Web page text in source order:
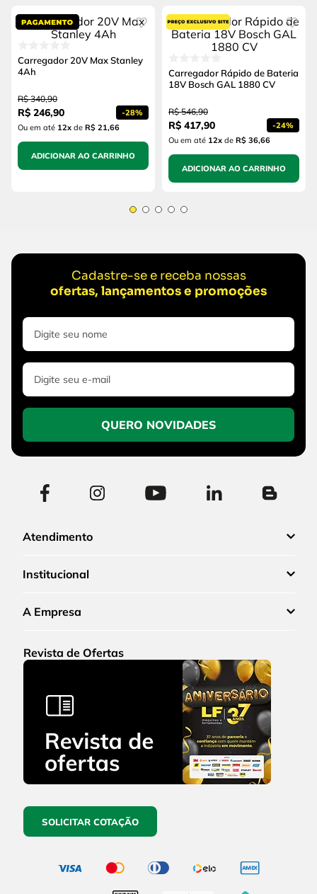
Carregador 20V Max Stanley
4Ah
R$ 340,90
R$ 246,90 -28%
Ou em até 12x de R$ 21,66
ADICIONAR AO CARRINHO
Carregador Rápido de Bateria
18V Bosch GAL 1880 CV
R$ 546,90
R$ 417,90 -24%
Ou em até 12x de R$ 36,66
ADICIONAR AO CARRINHO
Cadastre-se e receba nossas
ofertas, lançamentos e promoções
QUERO NOVIDADES
Atendimento
Institucional
A Empresa
Revista de Ofertas
SOLICITAR COTAÇÃO